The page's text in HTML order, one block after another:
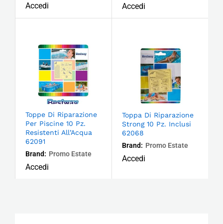
Accedi Accedi
Toppe Di Riparazione
Per Piscine 10 Pz.
Resistenti All’Acqua
62091
Brand: Promo Estate
Accedi
Toppa Di Riparazione
Strong 10 Pz. Inclusi
62068
Brand: Promo Estate
Accedi